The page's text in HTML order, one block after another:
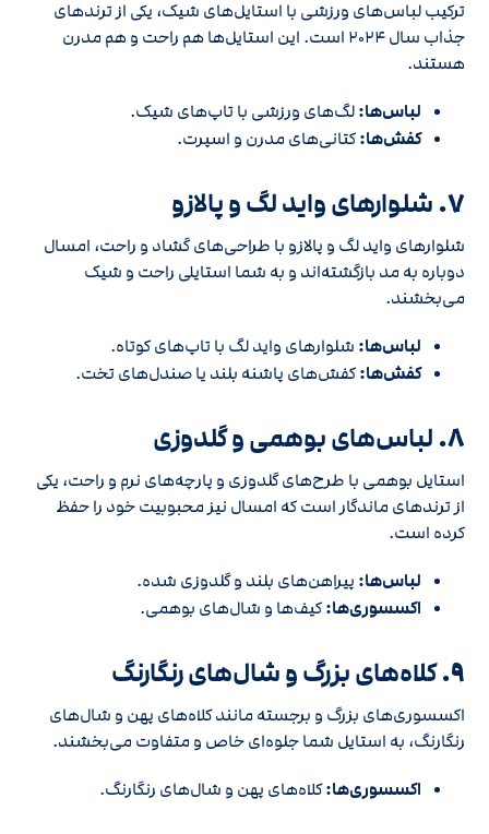
ترکیب لباس‌های ورزشی با استایل‌های شیک، یکی از ترندهای
جذاب سال 2024 است. این استایل‌ها هم راحت و هم مدرن
هستند.
لباس‌ها:لگ‌های ورزشی با تاپ‌های شیک.
کفش‌ها:کتانی‌های مدرن و اسپرت.
7. شلوارهای واید لگ و پالازو
شلوارهای واید لگ و پالازو با طراحی‌های گشاد و راحت، امسال
دوباره به مد بازگشته‌اند و به شما استایلی راحت و شیک
می‌بخشند.
لباس‌ها: شلوارهای واید لگ با تاپ‌های کوتاه.
کفش‌ها:کفش‌های پاشنه بلند یا صندل‌های تخت.
8. لباس‌های بوهمی و گلدوزی
استایل بوهمی با طرح‌های گلدوزی و پارچه‌های نرم و راحت، یکی
از ترندهای ماندگار است که امسال نیز محبوبیت خود را حفظ
کرده است.
لباس‌ها: پیراهن‌های بلند و گلدوزی شده.
اکسسوری‌ها:کیف‌ها و شال‌های بوهمی.
9. کلاه‌های بزرگ و شال‌های رنگارنگ
اکسسوری‌های بزرگ و برجسته مانند کلاه‌های پهن و شال‌های
رنگارنگ، به استایل شما جلوه‌ای خاص و متفاوت می‌بخشند.
اکسسوری‌ها:کلاه‌های پهن و شال‌های رنگارنگ.